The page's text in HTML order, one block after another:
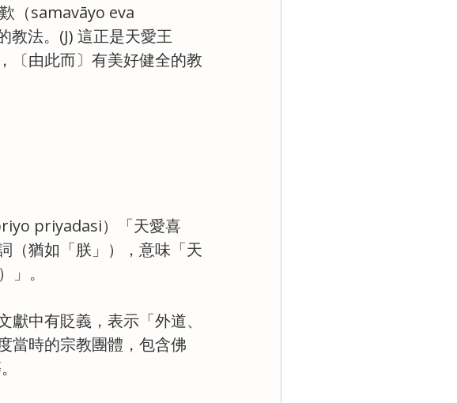
（samavāyo eva
法。(J) 這正是天愛王
〔由此而〕有美好健全的教
priyadasi）「天愛喜
（猶如「朕」），意味「天
。
中有貶義，表示「外道、
當時的宗教團體，包含佛